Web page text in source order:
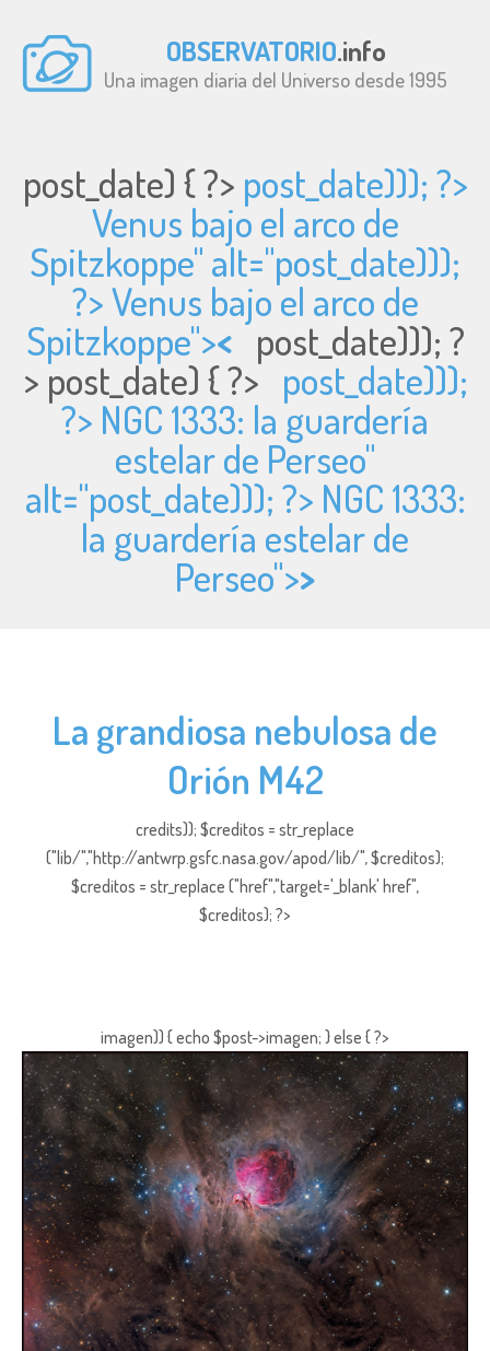
OBSERVATORIO.info
Una imagen diaria del Universo desde 1995
post_date) { ?> post_date))); ?>
Venus bajo el arco de
Spitzkoppe" alt="post_date)));
?> Venus bajo el arco de
Spitzkoppe">< post_date))); ?
> post_date) { ?> post_date)));
?> NGC 1333: la guardería
estelar de Perseo"
alt="post_date))); ?> NGC 1333:
la guardería estelar de
Perseo">>
La grandiosa nebulosa de
Orión M42
credits)); $creditos = str_replace
("lib/","http://antwrp.gsfc.nasa.gov/apod/lib/", $creditos);
$creditos = str_replace ("href","target='_blank' href",
$creditos); ?>
imagen)) { echo $post->imagen; } else { ?>